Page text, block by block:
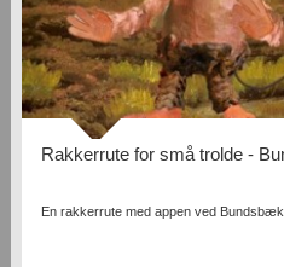
Rakkerrute for små trolde -
En rakkerrute med appen ved Bundsbæk